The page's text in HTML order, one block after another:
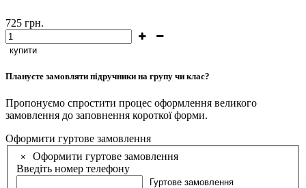
725 грн.
купити
Плануєте замовляти підручники на групу чи клас?
Пропонуємо спростити процес оформлення великого
замовлення до заповнення короткої форми.
Оформити гуртове замовлення
×
Оформити гуртове замовлення
Введіть номер телефону
Гуртове замовлення